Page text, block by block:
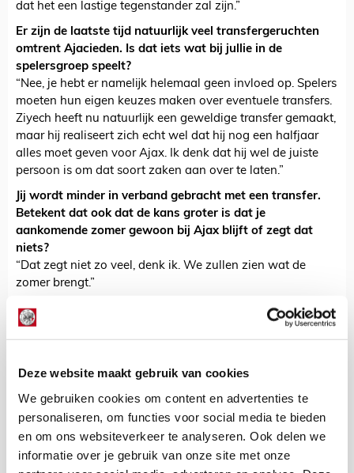
Deze website maakt gebruik van cookies
We gebruiken cookies om content en advertenties te
personaliseren, om functies voor social media te bieden
en om ons websiteverkeer te analyseren. Ook delen we
informatie over je gebruik van onze site met onze
dat het een lastige tegenstander zal zijn.”
Er zijn de laatste tijd natuurlijk veel transfergeruchten
omtrent Ajacieden. Is dat iets wat bij jullie in de
spelersgroep speelt?
“Nee, je hebt er namelijk helemaal geen invloed op. Spelers
moeten hun eigen keuzes maken over eventuele transfers.
Ziyech heeft nu natuurlijk een geweldige transfer gemaakt,
maar hij realiseert zich echt wel dat hij nog een halfjaar
alles moet geven voor Ajax. Ik denk dat hij wel de juiste
persoon is om dat soort zaken aan over te laten.”
Jij wordt minder in verband gebracht met een transfer.
Betekent dat ook dat de kans groter is dat je
aankomende zomer gewoon bij Ajax blijft of zegt dat
niets?
“Dat zegt niet zo veel, denk ik. We zullen zien wat de
zomer brengt.”
NET BINNEN //